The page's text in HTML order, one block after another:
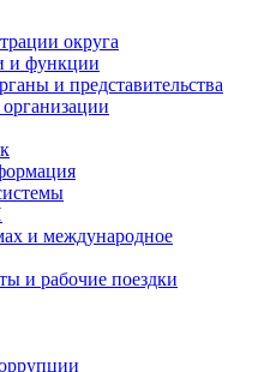
округа
и функции
и представительства
и международное
и рабочие поездки